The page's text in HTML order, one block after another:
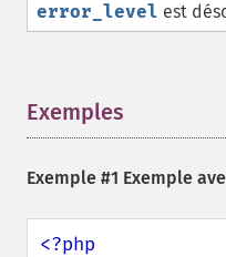
error_level est
Exemples
Exemple #1 Exemple
<?php